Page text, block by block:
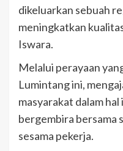
dikeluarkan sebuah
meningkatkan
Iswara.
Melalui perayaan
Lumintang ini,
masyarakat dalam
bergembira bersama
sesama pekerja.